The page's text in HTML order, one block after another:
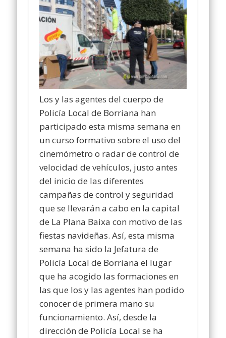
Los y las agentes del cuerpo de
Policía Local de Borriana han
participado esta misma semana en
un curso formativo sobre el uso del
cinemómetro o radar de control de
velocidad de vehículos, justo antes
del inicio de las diferentes
campañas de control y seguridad
que se llevarán a cabo en la capital
de La Plana Baixa con motivo de las
fiestas navideñas. Así, esta misma
semana ha sido la Jefatura de
Policía Local de Borriana el lugar
que ha acogido las formaciones en
las que los y las agentes han podido
conocer de primera mano su
funcionamiento. Así, desde la
dirección de Policía Local se ha